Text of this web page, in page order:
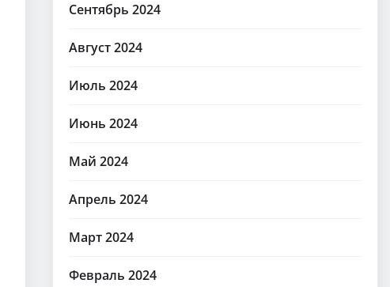
Сентябрь 2024
Август 2024
Июль 2024
Июнь 2024
Май 2024
Апрель 2024
Март 2024
Февраль 2024